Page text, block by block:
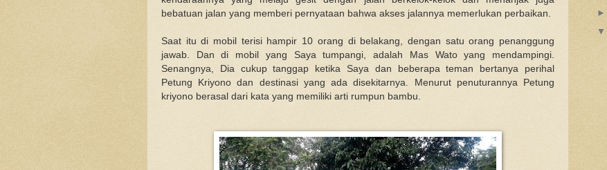
bebatuan jalan yang memberi pernyataan bahwa akses jalannya memerlukan perbaikan.
Saat itu di mobil terisi hampir 10 orang di belakang, dengan satu orang penanggung
jawab. Dan di mobil yang Saya tumpangi, adalah Mas Wato yang mendampingi.
Senangnya, Dia cukup tanggap ketika Saya dan beberapa teman bertanya perihal
Petung Kriyono dan destinasi yang ada disekitarnya. Menurut penuturannya Petung
kriyono berasal dari kata yang memiliki arti rumpun bambu.
►
▼